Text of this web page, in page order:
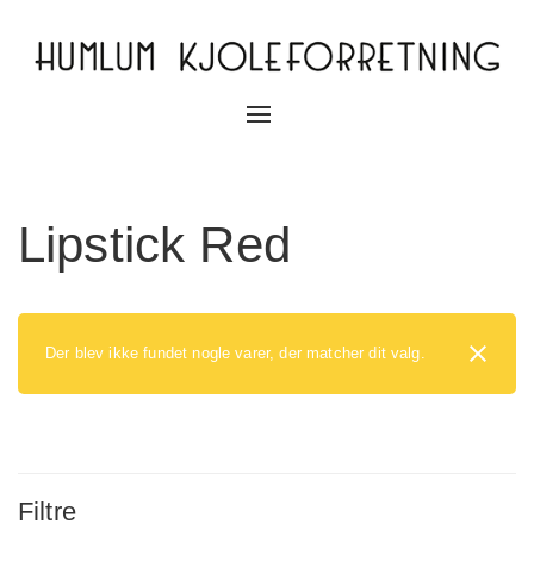
Slå
Lipstick Red
Der blev ikke fundet nogle varer, der matcher dit valg.
Filtre